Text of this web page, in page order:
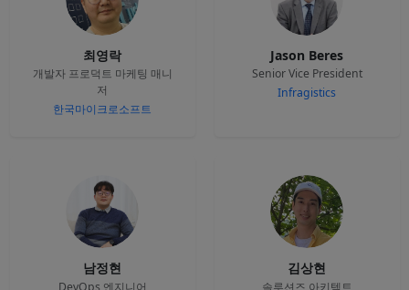
최영락
개발자 프로덕트 마케팅 매니
저
한국마이크로소프트
Jason Beres
Senior Vice President
Infragistics
남정현
DevOps 엔지니어
김상현
솔루션즈 아키텍트